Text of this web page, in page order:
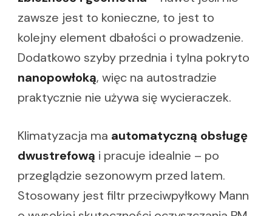
zawsze jest to konieczne, to jest to
kolejny element dbałości o prowadzenie.
Dodatkowo szyby przednia i tylna pokryto
nanopowłoką, więc na autostradzie
praktycznie nie używa się wycieraczek.
Klimatyzacja ma automatyczną obsługę
dwustrefową i pracuje idealnie – po
przeglądzie sezonowym przed latem.
Stosowany jest filtr przeciwpyłkowy Mann